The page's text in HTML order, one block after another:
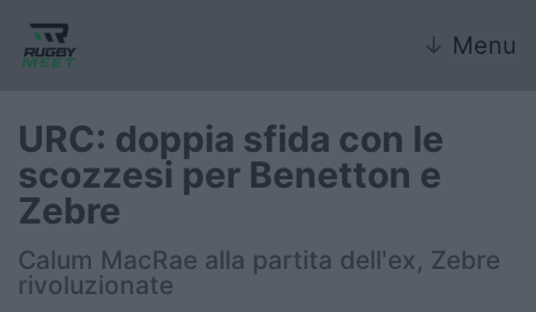
↓ Menu
Nazionale
Nazionali giovanili
URC: doppia sfida con le
scozzesi per Benetton e
Zebre
Calum MacRae alla partita dell'ex, Zebre
rivoluzionate